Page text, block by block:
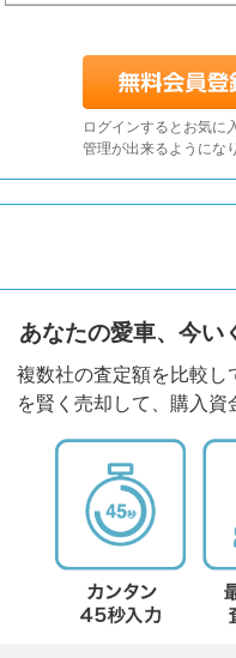
ログインするとお気に
管理が出来るようにな
あなたの愛車、今い
複数社の査定額を比較
を賢く売却して、購入資